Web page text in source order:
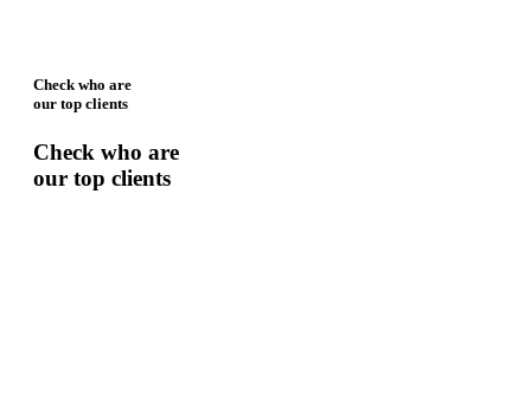
Check who are
our top clients
Check who are
our top clients